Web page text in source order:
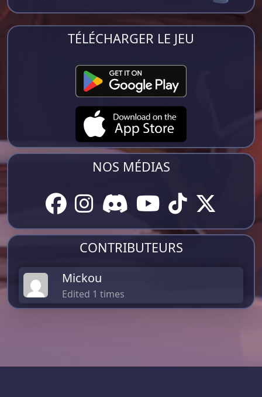
TÉLÉCHARGER LE JEU
NOS MÉDIAS
CONTRIBUTEURS
Mickou
Edited 1 times